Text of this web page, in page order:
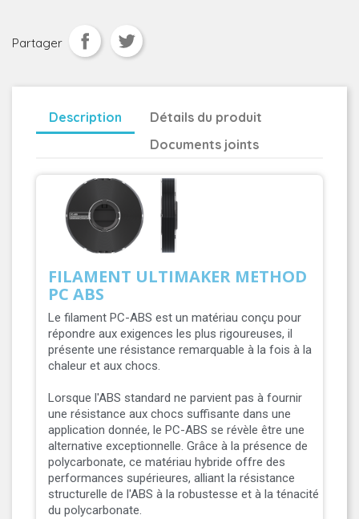
Partager
Description
Détails du produit
Documents joints
FILAMENT ULTIMAKER METHOD
PC ABS
Le filament PC-ABS est un matériau conçu pour
répondre aux exigences les plus rigoureuses, il
présente une résistance remarquable à la fois à la
chaleur et aux chocs.
Lorsque l'ABS standard ne parvient pas à fournir
une résistance aux chocs suffisante dans une
application donnée, le PC-ABS se révèle être une
alternative exceptionnelle. Grâce à la présence de
polycarbonate, ce matériau hybride offre des
performances supérieures, alliant la résistance
structurelle de l'ABS à la robustesse et à la ténacité
du polycarbonate.